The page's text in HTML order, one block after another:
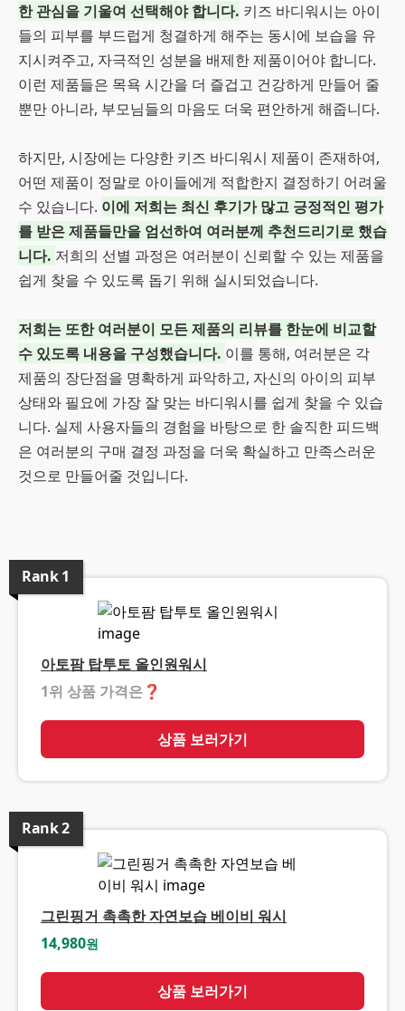
한 관심을 기울여 선택해야 합니다. 키즈 바디워시는 아이
들의 피부를 부드럽게 청결하게 해주는 동시에 보습을 유
지시켜주고, 자극적인 성분을 배제한 제품이어야 합니다.
이런 제품들은 목욕 시간을 더 즐겁고 건강하게 만들어 줄
뿐만 아니라, 부모님들의 마음도 더욱 편안하게 해줍니다.
하지만, 시장에는 다양한 키즈 바디워시 제품이 존재하여,
어떤 제품이 정말로 아이들에게 적합한지 결정하기 어려울
수 있습니다. 이에 저희는 최신 후기가 많고 긍정적인 평가
를 받은 제품들만을 엄선하여 여러분께 추천드리기로 했습
니다. 저희의 선별 과정은 여러분이 신뢰할 수 있는 제품을
쉽게 찾을 수 있도록 돕기 위해 실시되었습니다.
저희는 또한 여러분이 모든 제품의 리뷰를 한눈에 비교할
수 있도록 내용을 구성했습니다. 이를 통해, 여러분은 각
제품의 장단점을 명확하게 파악하고, 자신의 아이의 피부
상태와 필요에 가장 잘 맞는 바디워시를 쉽게 찾을 수 있습
니다. 실제 사용자들의 경험을 바탕으로 한 솔직한 피드백
은 여러분의 구매 결정 과정을 더욱 확실하고 만족스러운
것으로 만들어줄 것입니다.
Rank1
아토팜 탑투토 올인원워시
1위 상품 가격은 ❓
상품 보러가기
Rank2
그린핑거 촉촉한 자연보습 베이비 워시
14,980원
상품 보러가기